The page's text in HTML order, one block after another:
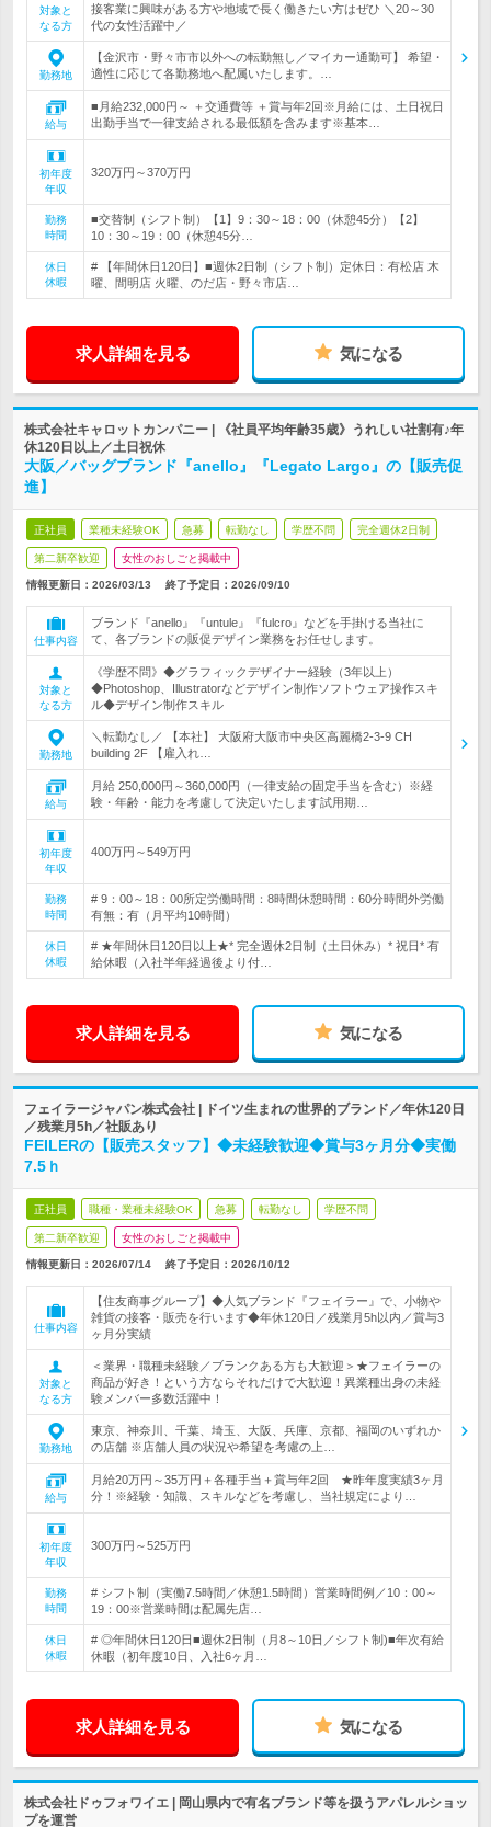
対象と
なる方
接客業に興味がある方や地域で長く働きたい方はぜひ ＼20～30
代の女性活躍中／
勤務地
【金沢市・野々市市以外への転勤無し／マイカー通勤可】 希望・
適性に応じて各勤務地へ配属いたします。…
給与
■月給232,000円～ ＋交通費等 ＋賞与年2回※月給には、土日祝日
出勤手当で一律支給される最低額を含みます※基本…
初年度
年収
320万円～370万円
勤務
時間
■交替制（シフト制）【1】9：30～18：00（休憩45分）【2】
10：30～19：00（休憩45分…
休日
休暇
# 【年間休日120日】■週休2日制（シフト制）定休日：有松店 木
曜、間明店 火曜、のだ店・野々市店…
求人詳細を見る 気になる
株式会社キャロットカンパニー | 《社員平均年齢35歳》うれしい社割有♪年
休120日以上／土日祝休
大阪／バッグブランド『anello』『Legato Largo』の【販売促
進】
正社員 業種未経験OK 急募 転勤なし 学歴不問 完全週休2日制
第二新卒歓迎 女性のおしごと掲載中
情報更新日：2026/03/13 終了予定日： 2026/09/10
仕事内容
ブランド『anello』『untule』『fulcro』などを手掛ける当社に
て、各ブランドの販促デザイン業務をお任せします。
対象と
なる方
《学歴不問》◆グラフィックデザイナー経験（3年以上）
◆Photoshop、Illustratorなどデザイン制作ソフトウェア操作スキ
ル◆デザイン制作スキル
勤務地
＼転勤なし／ 【本社】 大阪府大阪市中央区高麗橋2-3-9 CH
building 2F 【雇入れ…
給与
月給 250,000円～360,000円（一律支給の固定手当を含む）※経
験・年齢・能力を考慮して決定いたします試用期…
初年度
年収
400万円～549万円
勤務
時間
# 9：00～18：00所定労働時間：8時間休憩時間：60分時間外労働
有無：有（月平均10時間）
休日
休暇
# ★年間休日120日以上★* 完全週休2日制（土日休み）* 祝日* 有
給休暇（入社半年経過後より付…
求人詳細を見る 気になる
フェイラージャパン株式会社 | ドイツ生まれの世界的ブランド／年休120日
／残業月5h／社販あり
FEILERの【販売スタッフ】◆未経験歓迎◆賞与3ヶ月分◆実働
7.5ｈ
正社員 職種・業種未経験OK 急募 転勤なし 学歴不問
第二新卒歓迎 女性のおしごと掲載中
情報更新日：2026/07/14 終了予定日： 2026/10/12
仕事内容
【住友商事グループ】◆人気ブランド『フェイラー』で、小物や
雑貨の接客・販売を行います◆年休120日／残業月5h以内／賞与3
ヶ月分実績
対象と
なる方
＜業界・職種未経験／ブランクある方も大歓迎＞★フェイラーの
商品が好き！という方ならそれだけで大歓迎！異業種出身の未経
験メンバー多数活躍中！
勤務地
東京、神奈川、千葉、埼玉、大阪、兵庫、京都、福岡のいずれか
の店舗 ※店舗人員の状況や希望を考慮の上…
給与
月給20万円～35万円＋各種手当＋賞与年2回 ★昨年度実績3ヶ月
分！※経験・知識、スキルなどを考慮し、当社規定により…
初年度
年収
300万円～525万円
勤務
時間
# シフト制（実働7.5時間／休憩1.5時間）営業時間例／10：00～
19：00※営業時間は配属先店…
休日
休暇
# ◎年間休日120日■週休2日制（月8～10日／シフト制)■年次有給
休暇（初年度10日、入社6ヶ月…
求人詳細を見る 気になる
株式会社ドゥフォワイエ | 岡山県内で有名ブランド等を扱うアパレルショッ
プを運営